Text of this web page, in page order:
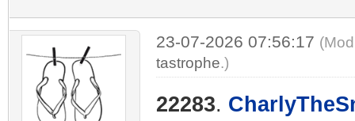
23-07-2026 07:56:17
tastrophe.)
22283.